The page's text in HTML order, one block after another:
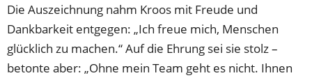
Die Auszeichnung nahm Kroos mit Freude und
Dankbarkeit entgegen: „Ich freue mich, Menschen
glücklich zu machen.“ Auf die Ehrung sei sie stolz –
betonte aber: „Ohne mein Team geht es nicht. Ihnen